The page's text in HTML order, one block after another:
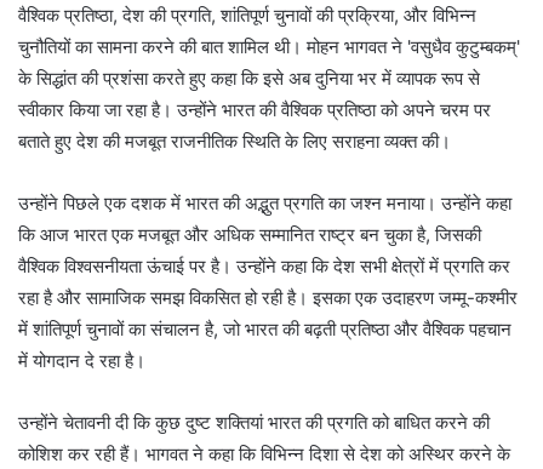
वैश्विक प्रतिष्ठा, देश की प्रगति, शांतिपूर्ण चुनावों की प्रक्रिया, और विभिन्न
चुनौतियों का सामना करने की बात शामिल थी। मोहन भागवत ने 'वसुधैव कुटुम्बकम्'
के सिद्धांत की प्रशंसा करते हुए कहा कि इसे अब दुनिया भर में व्यापक रूप से
स्वीकार किया जा रहा है। उन्होंने भारत की वैश्विक प्रतिष्ठा को अपने चरम पर
बताते हुए देश की मजबूत राजनीतिक स्थिति के लिए सराहना व्यक्त की।
उन्होंने पिछले एक दशक में भारत की अद्भुत प्रगति का जश्न मनाया। उन्होंने कहा
कि आज भारत एक मजबूत और अधिक सम्मानित राष्ट्र बन चुका है, जिसकी
वैश्विक विश्वसनीयता ऊंचाई पर है। उन्होंने कहा कि देश सभी क्षेत्रों में प्रगति कर
रहा है और सामाजिक समझ विकसित हो रही है। इसका एक उदाहरण जम्मू-कश्मीर
में शांतिपूर्ण चुनावों का संचालन है, जो भारत की बढ़ती प्रतिष्ठा और वैश्विक पहचान
में योगदान दे रहा है।
उन्होंने चेतावनी दी कि कुछ दुष्ट शक्तियां भारत की प्रगति को बाधित करने की
कोशिश कर रही हैं। भागवत ने कहा कि विभिन्न दिशा से देश को अस्थिर करने के